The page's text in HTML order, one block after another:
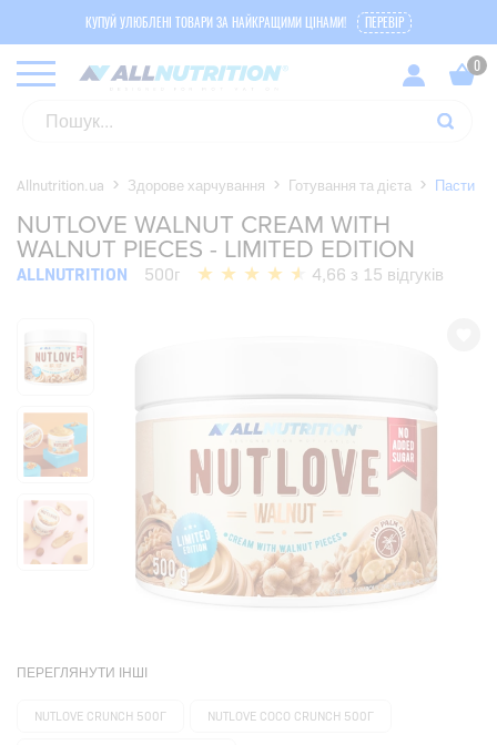
КУПУЙ УЛЮБЛЕНІ ТОВАРИ ЗА НАЙКРАЩИМИ ЦІНАМИ! ПЕРЕВІР
Allnutrition.ua Здорове харчування Готування та дієта Пасти
NUTLOVE WALNUT CREAM WITH
WALNUT PIECES - LIMITED EDITION
ALLNUTRITION 500г 4,66 з 15 відгуків
ПЕРЕГЛЯНУТИ ІНШІ
NUTLOVE CRUNCH 500Г NUTLOVE COCO CRUNCH 500Г